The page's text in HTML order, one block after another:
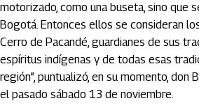
motorizado, como una buseta, sino que
Bogotá. Entonces ellos se consideran
Cerro de Pacandé, guardianes de sus
espíritus indígenas y de todas esas
región”, puntualizó, en su momento, don
el pasado sábado 13 de noviembre.